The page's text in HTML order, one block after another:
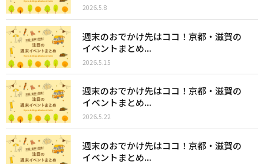
2026.5.8
週末のおでかけ先はココ！京都・滋賀の
イベントまとめ...
2026.5.15
週末のおでかけ先はココ！京都・滋賀の
イベントまとめ...
2026.5.22
週末のおでかけ先はココ！京都・滋賀の
イベントまとめ...